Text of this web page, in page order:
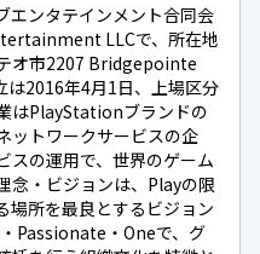
エンタテインメント合同会
LLCで、所在地
オ市2207 Bridgepointe
は2016年4月1日、上場区分
はPlayStationブランドの
ットワークサービスの企
スの運用で、世界のゲーム
念・ビジョンは、Playの限
場所を最良とするビジョン
Passionate・Oneで、グ